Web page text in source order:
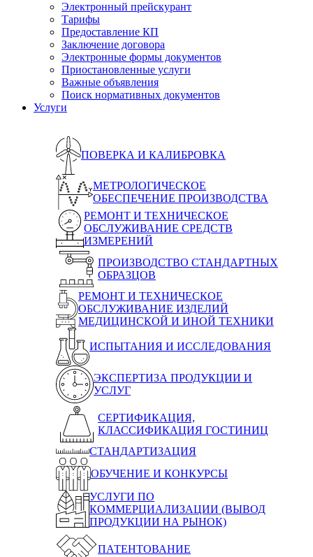
Электронный прейскурант
Тарифы
Предоставление КП
Заключение договора
Электронные формы документов
Приостановленные услуги
Важные объявления
Поиск нормативных документов
Услуги
ПОВЕРКА И КАЛИБРОВКА
МЕТРОЛОГИЧЕСКОЕ
ОБЕСПЕЧЕНИЕ ПРОИЗВОДСТВА
РЕМОНТ И ТЕХНИЧЕСКОЕ
ОБСЛУЖИВАНИЕ СРЕДСТВ
ИЗМЕРЕНИЙ
ПРОИЗВОДСТВО СТАНДАРТНЫХ
ОБРАЗЦОВ
РЕМОНТ И ТЕХНИЧЕСКОЕ
ОБСЛУЖИВАНИЕ ИЗДЕЛИЙ
МЕДИЦИНСКОЙ И ИНОЙ ТЕХНИКИ
ИСПЫТАНИЯ И ИССЛЕДОВАНИЯ
ЭКСПЕРТИЗА ПРОДУКЦИИ И
УСЛУГ
СЕРТИФИКАЦИЯ,
КЛАССИФИКАЦИЯ ГОСТИНИЦ
СТАНДАРТИЗАЦИЯ
ОБУЧЕНИЕ И КОНКУРСЫ
УСЛУГИ ПО
КОММЕРЦИАЛИЗАЦИИ (ВЫВОД
ПРОДУКЦИИ НА РЫНОК)
ПАТЕНТОВАНИЕ